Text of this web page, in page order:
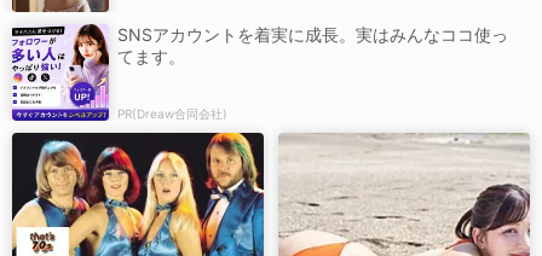
SNSアカウントを着実に成長。実はみんなココ使っ
てます。
PR(Dreaw合同会社)